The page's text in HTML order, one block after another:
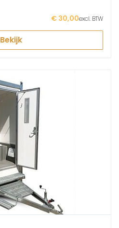
€ 30,00excl. BTW
Bekijk